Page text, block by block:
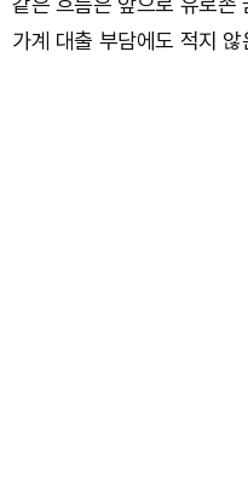
가계 대출 부담에도 적지